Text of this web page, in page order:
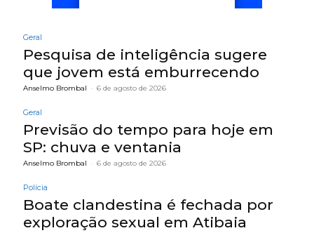
Geral
Pesquisa de inteligência sugere
que jovem está emburrecendo
Anselmo Brombal - 6 de agosto de 2026
Geral
Previsão do tempo para hoje em
SP: chuva e ventania
Anselmo Brombal - 6 de agosto de 2026
Polícia
Boate clandestina é fechada por
exploração sexual em Atibaia